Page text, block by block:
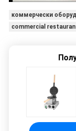
коммерчески
commercial